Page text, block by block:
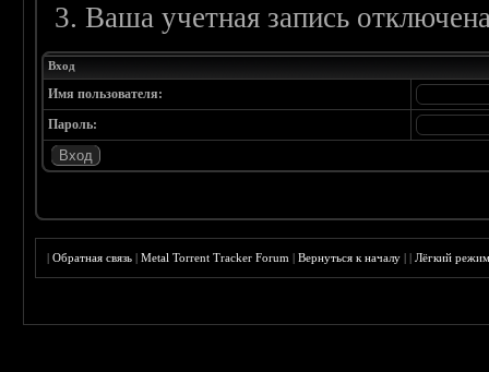
Ваша учетная запись
Вход
Имя пользователя:
Пароль:
|Обратная связь |Metal Torrent Tracker Forum |Вернуться к началу ||Лёгкий